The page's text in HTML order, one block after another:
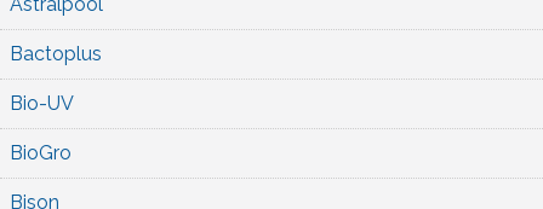
Bactoplus
Bio-UV
BioGro
Bison